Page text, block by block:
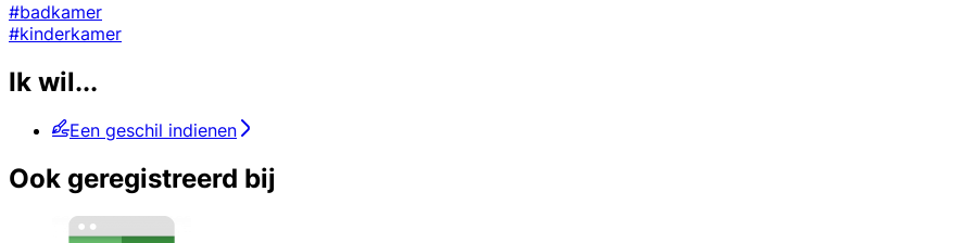
#badkamer
#kinderkamer
Ik wil...
Een geschil indienen
Ook geregistreerd bij